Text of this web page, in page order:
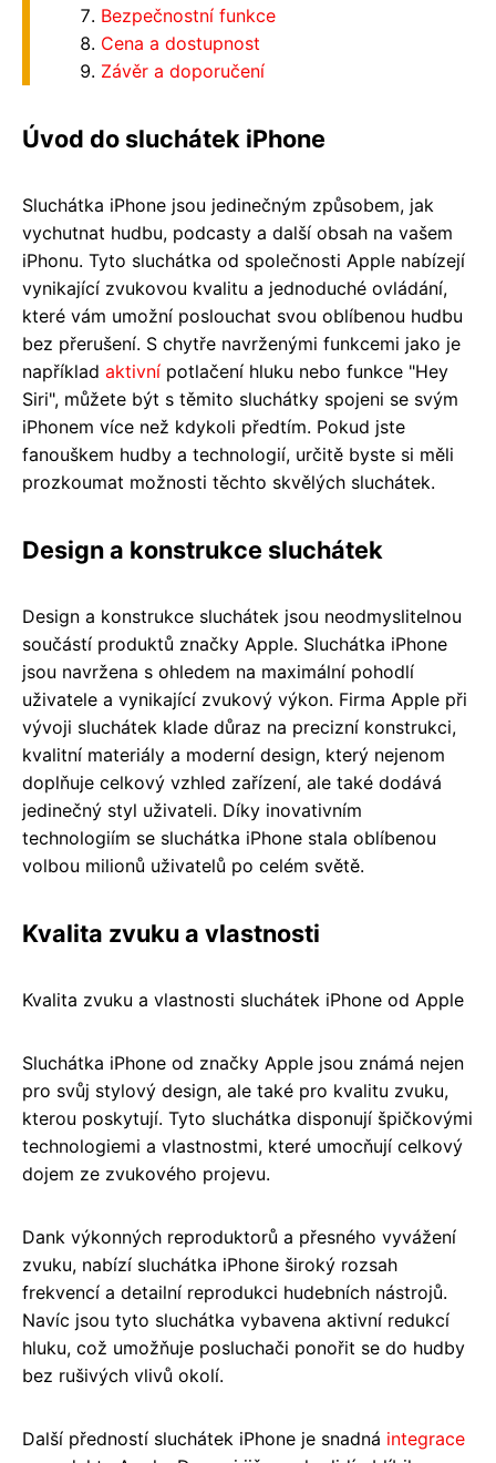
Bezpečnostní funkce
Cena a dostupnost
Závěr a doporučení
Úvod do sluchátek iPhone
Sluchátka iPhone jsou jedinečným způsobem, jak
vychutnat hudbu, podcasty a další obsah na vašem
iPhonu. Tyto sluchátka od společnosti Apple nabízejí
vynikající zvukovou kvalitu a jednoduché ovládání,
které vám umožní poslouchat svou oblíbenou hudbu
bez přerušení. S chytře navrženými funkcemi jako je
například aktivní potlačení hluku nebo funkce "Hey
Siri", můžete být s těmito sluchátky spojeni se svým
iPhonem více než kdykoli předtím. Pokud jste
fanouškem hudby a technologií, určitě byste si měli
prozkoumat možnosti těchto skvělých sluchátek.
Design a konstrukce sluchátek
Design a konstrukce sluchátek jsou neodmyslitelnou
součástí produktů značky Apple. Sluchátka iPhone
jsou navržena s ohledem na maximální pohodlí
uživatele a vynikající zvukový výkon. Firma Apple při
vývoji sluchátek klade důraz na precizní konstrukci,
kvalitní materiály a moderní design, který nejenom
doplňuje celkový vzhled zařízení, ale také dodává
jedinečný styl uživateli. Díky inovativním
technologiím se sluchátka iPhone stala oblíbenou
volbou milionů uživatelů po celém světě.
Kvalita zvuku a vlastnosti
Kvalita zvuku a vlastnosti sluchátek iPhone od Apple
Sluchátka iPhone od značky Apple jsou známá nejen
pro svůj stylový design, ale také pro kvalitu zvuku,
kterou poskytují. Tyto sluchátka disponují špičkovými
technologiemi a vlastnostmi, které umocňují celkový
dojem ze zvukového projevu.
Dank výkonných reproduktorů a přesného vyvážení
zvuku, nabízí sluchátka iPhone široký rozsah
frekvencí a detailní reprodukci hudebních nástrojů.
Navíc jsou tyto sluchátka vybavena aktivní redukcí
hluku, což umožňuje posluchači ponořit se do hudby
bez rušivých vlivů okolí.
Další předností sluchátek iPhone je snadná integrace